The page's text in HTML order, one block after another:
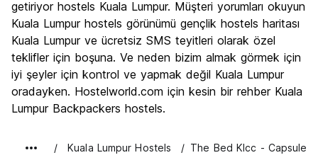
Gece hayatı
7.4
Ekonomik
getiriyor hostels Kuala Lumpur. Müşteri yorumları okuyun
Kuala Lumpur hostels görünümü gençlik hostels haritası
Kuala Lumpur ve ücretsiz SMS teyitleri olarak özel
teklifler için boşuna. Ve neden bizim almak görmek için
iyi şeyler için kontrol ve yapmak değil Kuala Lumpur
oradayken. Hostelworld.com için kesin bir rehber Kuala
Lumpur Backpackers hostels.
Kuala Lumpur Hostels The Bed Klcc - Capsule